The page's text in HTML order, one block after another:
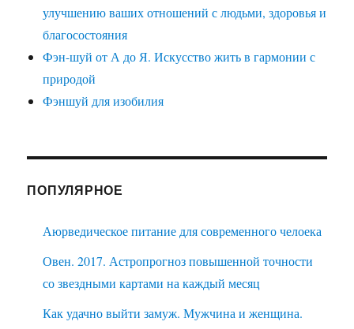
улучшению ваших отношений с людьми, здоровья и
благосостояния
Фэн-шуй от А до Я. Искусство жить в гармонии с
природой
Фэншуй для изобилия
ПОПУЛЯРНОЕ
Аюрведическое питание для современного челоека
Овен. 2017. Астропрогноз повышенной точности
со звездными картами на каждый месяц
Как удачно выйти замуж. Мужчина и женщина.